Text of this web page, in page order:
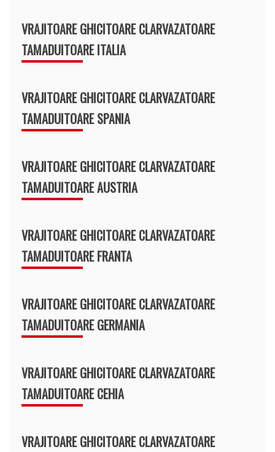
VRAJITOARE GHICITOARE CLARVAZATOARE
TAMADUITOARE ITALIA
VRAJITOARE GHICITOARE CLARVAZATOARE
TAMADUITOARE SPANIA
VRAJITOARE GHICITOARE CLARVAZATOARE
TAMADUITOARE AUSTRIA
VRAJITOARE GHICITOARE CLARVAZATOARE
TAMADUITOARE FRANTA
VRAJITOARE GHICITOARE CLARVAZATOARE
TAMADUITOARE GERMANIA
VRAJITOARE GHICITOARE CLARVAZATOARE
TAMADUITOARE CEHIA
VRAJITOARE GHICITOARE CLARVAZATOARE